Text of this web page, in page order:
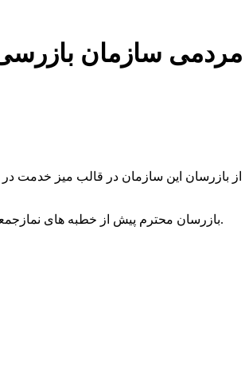
مردمی سازمان
بازرسان این سازمان در قالب میز خدمت
بازرسان محترم پیش از خطبه های نمازجمعه در مصلای پارس آباد حضور داشته و پس از خطبه های نمازجمعه نیز پاسخگوی مشکلات مردم خواهند بود.